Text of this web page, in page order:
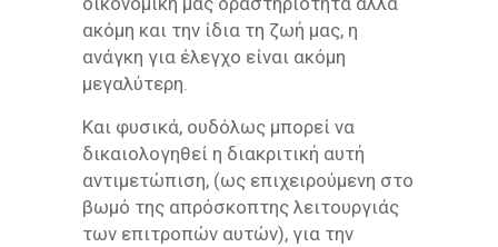
ακόμη και την ίδια τη ζωή μας, η
ανάγκη για έλεγχο είναι ακόμη
μεγαλύτερη.
Και φυσικά, ουδόλως μπορεί να
δικαιολογηθεί η διακριτική αυτή
αντιμετώπιση, (ως επιχειρούμενη στο
βωμό της απρόσκοπτης λειτουργιάς
των επιτροπών αυτών), για την